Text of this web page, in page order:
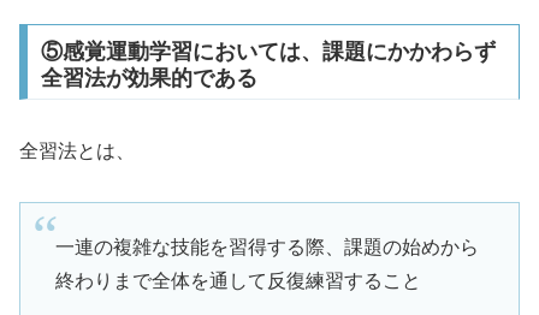
⑤感覚運動学習においては、課題にかかわらず
全習法が効果的である
全習法とは、
一連の複雑な技能を習得する際、課題の始めから
終わりまで全体を通して反復練習すること